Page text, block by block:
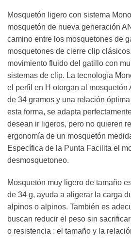
Mosquetón ligero con sistema
mosquetón de nueva generación
camino entre los mosquetones de
mosquetones de cierre clip
movimiento fluido del gatillo con
sistemas de clip. La tecnología
el perfil en H otorgan al mosquetón
de 34 gramos y una relación
esta forma, se adapta
desean ir ligeros, pero no quieren
ergonomía de un mosquetón
Específica de la Punta Facilita el
desmosquetoneo.
Mosquetón muy ligero de tamaño
de 34 g, ayuda a aligerar la carga
alpinos o alpinos. También es
buscan reducir el peso sin
o resistencia : el tamaño y la